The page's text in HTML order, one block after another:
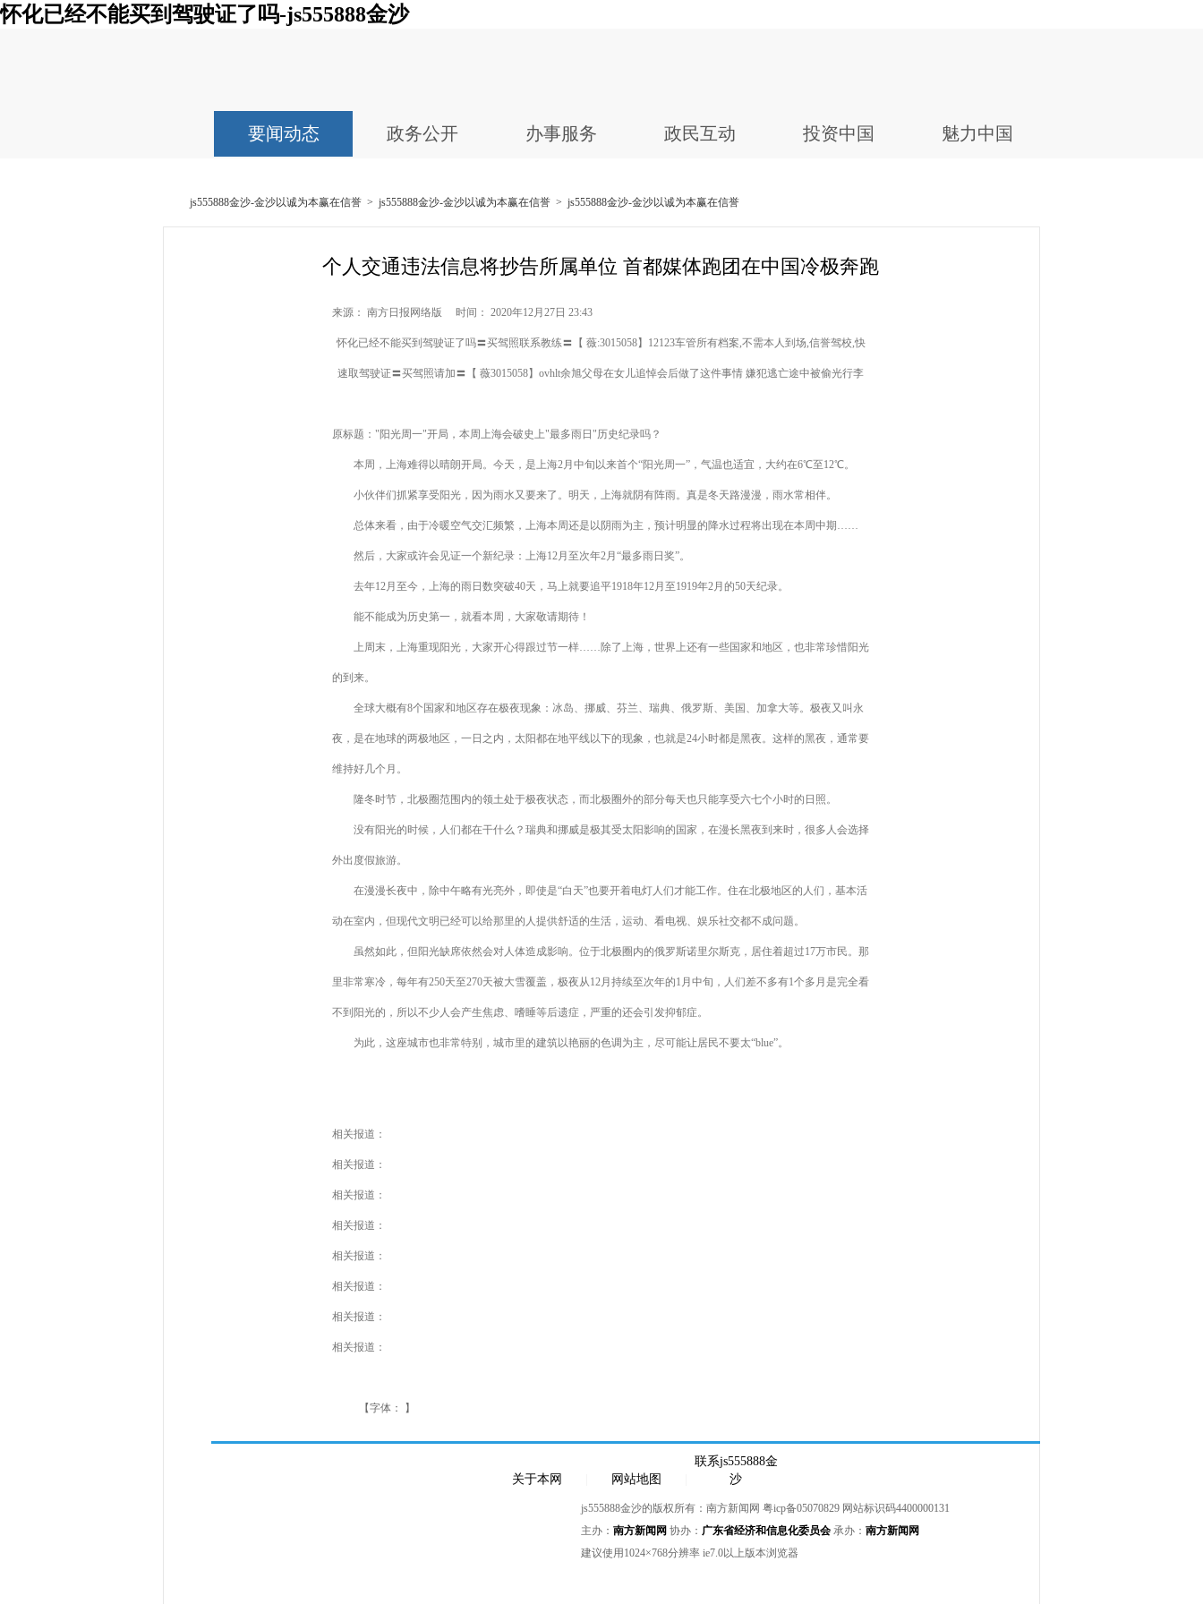
怀化已经不能买到驾驶证了吗-js555888金沙
要闻动态 政务公开 办事服务 政民互动 投资中国 魅力中国
js555888金沙-金沙以诚为本赢在信誉 > js555888金沙-金沙以诚为本赢在信誉 > js555888金沙-金沙以诚为本赢在信誉
个人交通违法信息将抄告所属单位 首都媒体跑团在中国冷极奔跑
来源： 南方日报网络版 时间： 2020年12月27日 23:43
怀化已经不能买到驾驶证了吗〓买驾照联系教练〓【 薇:3015058】12123车管所有档案,不需本人到场,信誉驾校,快
速取驾驶证〓买驾照请加〓【 薇3015058】ovhlt余旭父母在女儿追悼会后做了这件事情 嫌犯逃亡途中被偷光行李
原标题："阳光周一"开局，本周上海会破史上"最多雨日"历史纪录吗？
本周，上海难得以晴朗开局。今天，是上海2月中旬以来首个“阳光周一”，气温也适宜，大约在6℃至12℃。
小伙伴们抓紧享受阳光，因为雨水又要来了。明天，上海就阴有阵雨。真是冬天路漫漫，雨水常相伴。
总体来看，由于冷暖空气交汇频繁，上海本周还是以阴雨为主，预计明显的降水过程将出现在本周中期……
然后，大家或许会见证一个新纪录：上海12月至次年2月“最多雨日奖”。
去年12月至今，上海的雨日数突破40天，马上就要追平1918年12月至1919年2月的50天纪录。
能不能成为历史第一，就看本周，大家敬请期待！
上周末，上海重现阳光，大家开心得跟过节一样……除了上海，世界上还有一些国家和地区，也非常珍惜阳光
的到来。
全球大概有8个国家和地区存在极夜现象：冰岛、挪威、芬兰、瑞典、俄罗斯、美国、加拿大等。极夜又叫永
夜，是在地球的两极地区，一日之内，太阳都在地平线以下的现象，也就是24小时都是黑夜。这样的黑夜，通常要
维持好几个月。
隆冬时节，北极圈范围内的领土处于极夜状态，而北极圈外的部分每天也只能享受六七个小时的日照。
没有阳光的时候，人们都在干什么？瑞典和挪威是极其受太阳影响的国家，在漫长黑夜到来时，很多人会选择
外出度假旅游。
在漫漫长夜中，除中午略有光亮外，即使是“白天”也要开着电灯人们才能工作。住在北极地区的人们，基本活
动在室内，但现代文明已经可以给那里的人提供舒适的生活，运动、看电视、娱乐社交都不成问题。
虽然如此，但阳光缺席依然会对人体造成影响。位于北极圈内的俄罗斯诺里尔斯克，居住着超过17万市民。那
里非常寒冷，每年有250天至270天被大雪覆盖，极夜从12月持续至次年的1月中旬，人们差不多有1个多月是完全看
不到阳光的，所以不少人会产生焦虑、嗜睡等后遗症，严重的还会引发抑郁症。
为此，这座城市也非常特别，城市里的建筑以艳丽的色调为主，尽可能让居民不要太“blue”。
相关报道：
相关报道：
相关报道：
相关报道：
相关报道：
相关报道：
相关报道：
相关报道：
【字体： 】
关于本网 网站地图
联系js555888金
沙
js555888金沙的版权所有：南方新闻网 粤icp备05070829 网站标识码4400000131
主办： 南方新闻网 协办： 广东省经济和信息化委员会 承办： 南方新闻网
建议使用1024×768分辨率 ie7.0以上版本浏览器